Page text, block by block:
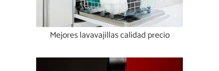
Mejores lavavajillas calidad precio